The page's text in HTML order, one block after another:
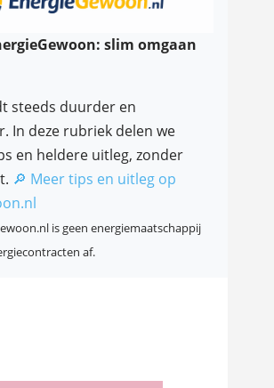
slim omgaan
steeds duurder en
In deze rubriek delen we
en heldere uitleg, zonder
🔎 Meer tips en uitleg op
is geen energiemaatschappij
af.